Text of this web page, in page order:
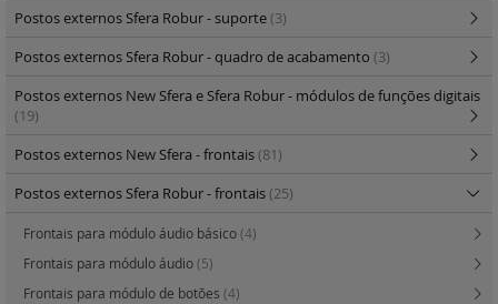
Postos externos Sfera Robur - suporte(3)
Postos externos Sfera Robur - quadro de acabamento (3)
Postos externos New Sfera e Sfera Robur - módulos de funções digitais
(19)
Postos externos New Sfera - frontais(81)
Postos externos Sfera Robur - frontais(25)
Frontais para módulo áudio básico(4)
Frontais para módulo áudio(5)
Frontais para módulo de botões (4)